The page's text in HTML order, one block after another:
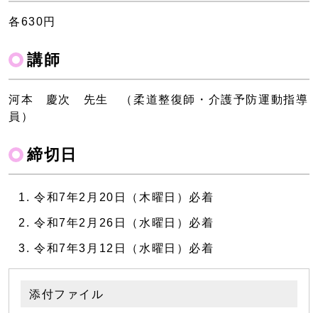
各630円
講師
河本 慶次 先生 （柔道整復師・介護予防運動指導
員）
締切日
令和7年2月20日（木曜日）必着
令和7年2月26日（水曜日）必着
令和7年3月12日（水曜日）必着
添付ファイル